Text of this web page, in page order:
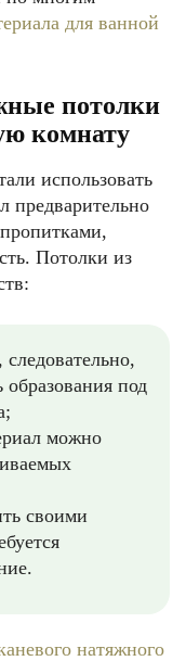
для ванной
потолки
комнату
использовать
предварительно
Потолки из
под
можно
своими
натяжного